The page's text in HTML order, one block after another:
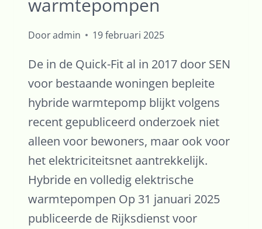
warmtepompen
Dooradmin 19 februari 2025
De in de Quick-Fit al in 2017 door SEN
voor bestaande woningen bepleite
hybride warmtepomp blijkt volgens
recent gepubliceerd onderzoek niet
alleen voor bewoners, maar ook voor
het elektriciteitsnet aantrekkelijk.
Hybride en volledig elektrische
warmtepompen Op 31 januari 2025
publiceerde de Rijksdienst voor